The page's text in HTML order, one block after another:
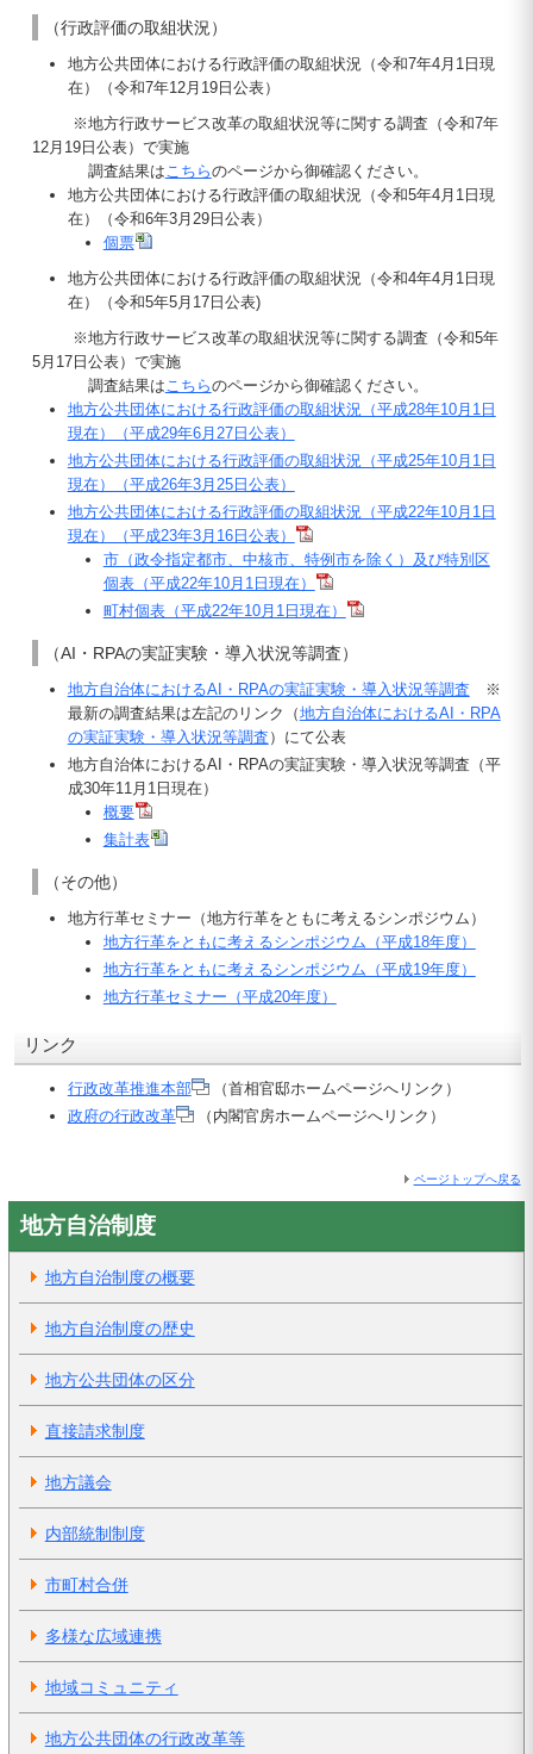
（行政評価の取組状況）
地方公共団体における行政評価の取組状況（令和7年4月1日現
在）（令和7年12月19日公表）
※地方行政サービス改革の取組状況等に関する調査（令和7年
12月19日公表）で実施
調査結果はこちらのページから御確認ください。
地方公共団体における行政評価の取組状況（令和5年4月1日現
在）（令和6年3月29日公表）
個票
地方公共団体における行政評価の取組状況（令和4年4月1日現
在）（令和5年5月17日公表)
※地方行政サービス改革の取組状況等に関する調査（令和5年
5月17日公表）で実施
調査結果はこちらのページから御確認ください。
地方公共団体における行政評価の取組状況（平成28年10月1日
現在）（平成29年6月27日公表）
地方公共団体における行政評価の取組状況（平成25年10月1日
現在）（平成26年3月25日公表）
地方公共団体における行政評価の取組状況（平成22年10月1日
現在）（平成23年3月16日公表）
市（政令指定都市、中核市、特例市を除く）及び特別区
個表（平成22年10月1日現在）
町村個表（平成22年10月1日現在）
（AI・RPAの実証実験・導入状況等調査）
地方自治体におけるAI・RPAの実証実験・導入状況等調査 ※
最新の調査結果は左記のリンク（地方自治体におけるAI・RPA
の実証実験・導入状況等調査 ）にて公表
地方自治体におけるAI・RPAの実証実験・導入状況等調査（平
成30年11月1日現在）
概要
集計表
（その他）
地方行革セミナー（地方行革をともに考えるシンポジウム）
地方行革をともに考えるシンポジウム（平成18年度）
地方行革をともに考えるシンポジウム（平成19年度）
地方行革セミナー（平成20年度）
リンク
行政改革推進本部
（首相官邸ホームページへリンク）
政府の行政改革
（内閣官房ホームページへリンク）
ページトップへ戻る
地方自治制度
地方自治制度の概要
地方自治制度の歴史
地方公共団体の区分
直接請求制度
地方議会
内部統制制度
市町村合併
多様な広域連携
地域コミュニティ
地方公共団体の行政改革等